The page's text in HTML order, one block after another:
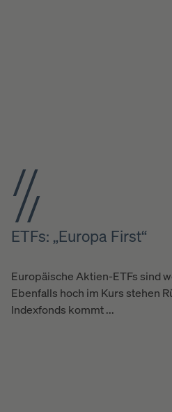
ETFs: „Europa First“
Europäische Aktien-ETFs sind
Ebenfalls hoch im Kurs stehen
Indexfonds kommt ...